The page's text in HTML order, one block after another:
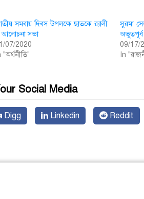
সমবায় দিবস উপলক্ষে ছাতকে র‍্যালী
সভা
07/2020
"অর্থনীতি"
সুরমা
অভুতপূর্ব
09/17/
In
Social Media
Digg Linkedin Reddit